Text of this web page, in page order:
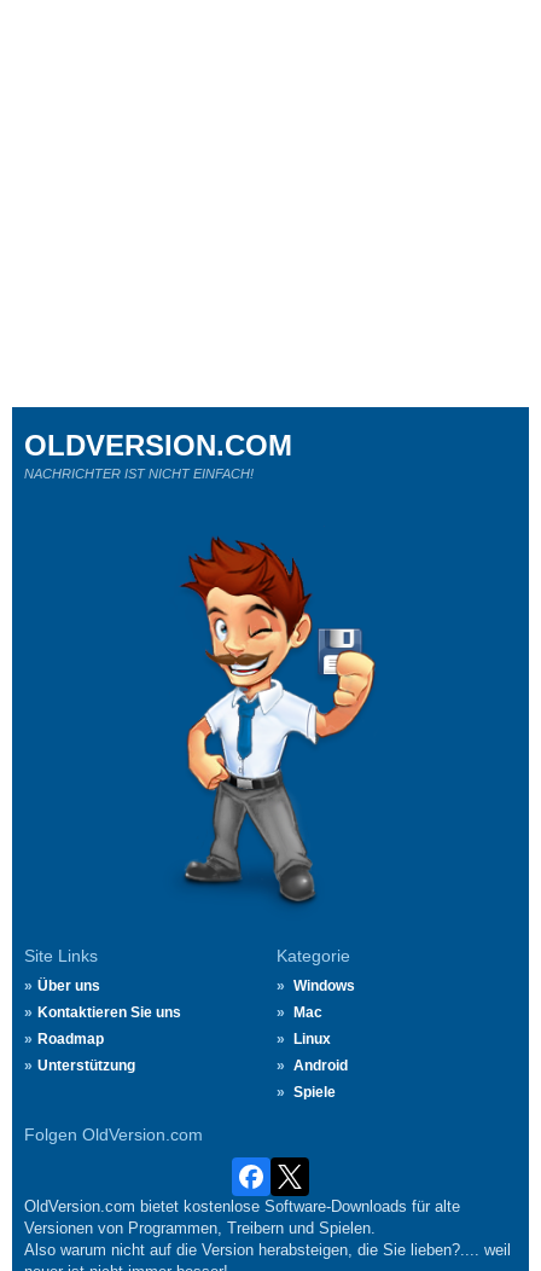
Site Links
Über uns
Kontaktieren Sie uns
Roadmap
Unterstützung
Kategorie
Windows
Mac
Linux
Android
Spiele
Folgen OldVersion.com
OLDVERSION.COM
NACHRICHTER IST NICHT EINFACH!
OldVersion.com bietet kostenlose Software-Downloads für alte
Versionen von Programmen, Treibern und Spielen.
Also warum nicht auf die Version herabsteigen, die Sie lieben?.... weil